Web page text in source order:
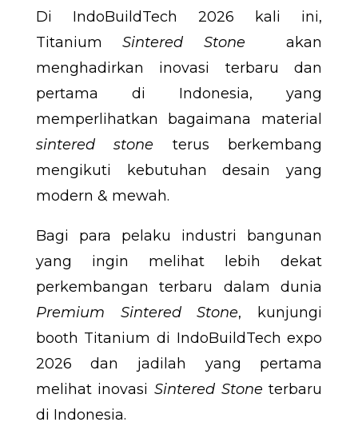
Di IndoBuildTech 2026 kali ini,
TitaniumSintered Stone
akan
menghadirkan inovasi terbaru dan
pertama di Indonesia, yang
memperlihatkan bagaimana material
sintered stone terus berkembang
mengikuti kebutuhan desain yang
modern & mewah.
Bagi para pelaku industri bangunan
yang ingin melihat lebih dekat
perkembangan terbaru dalam dunia
Premium Sintered Stone, kunjungi
booth Titanium di IndoBuildTech expo
2026 dan jadilah yang pertama
melihat inovasi Sintered Stoneterbaru
di Indonesia.